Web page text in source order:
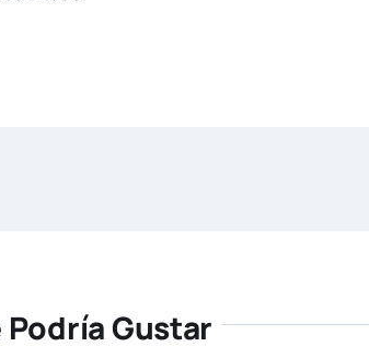
Podría Gustar